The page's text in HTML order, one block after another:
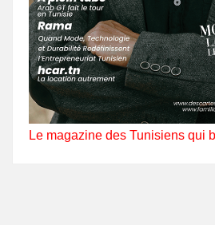
Le magazine des Tunisiens qui